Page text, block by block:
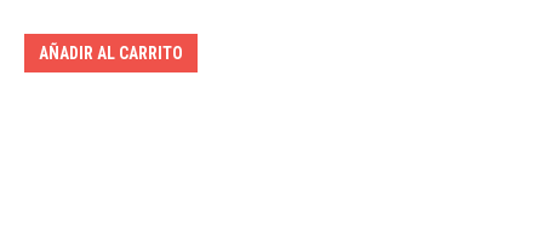
AÑADIR AL CARRITO